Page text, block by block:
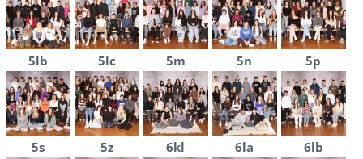
5lb 5lc 5m 5n 5p
5s 5z 6kl 6la 6lb